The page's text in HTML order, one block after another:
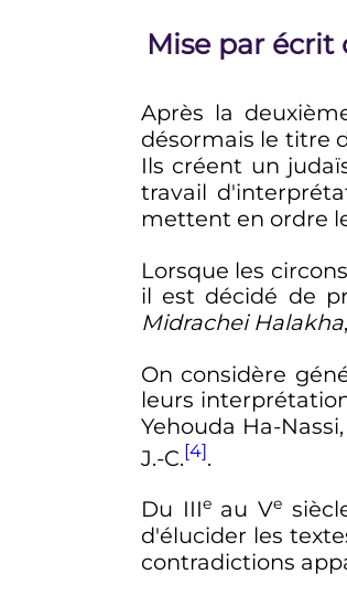
Mise par écrit
Après la
désormais le titre
Ils créent un
travail
mettent en ordre
Lorsque les
il est décidé de
Midrachei Halakha
On considère
leurs
Yehouda Ha-
J.-C.[4].
Du IIIeauVe
d'élucider les
contradictions